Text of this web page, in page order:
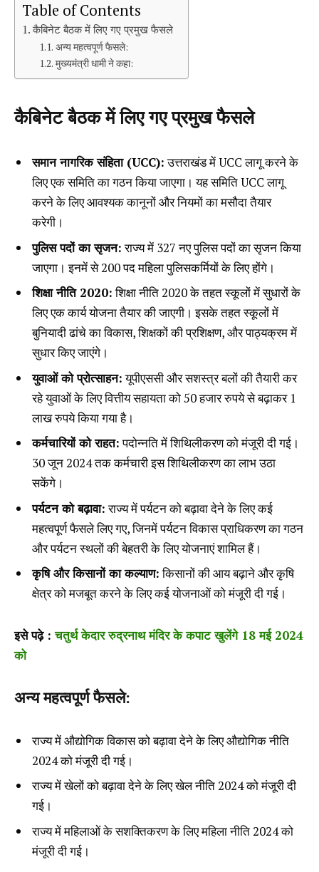
Table of Contents
कैबिनेट बैठक में लिए गए प्रमुख फैसले
अन्य महत्वपूर्ण फैसले:
मुख्यमंत्री धामी ने कहा:
कैबिनेट बैठक में लिए गए प्रमुख फैसले
समान नागरिक संहिता (UCC):उत्तराखंड में UCC लागू करने के
लिए एक समिति का गठन किया जाएगा। यह समिति UCC लागू
करने के लिए आवश्यक कानूनों और नियमों का मसौदा तैयार
करेगी।
पुलिस पदों का सृजन:राज्य में 327 नए पुलिस पदों का सृजन किया
जाएगा। इनमें से 200 पद महिला पुलिसकर्मियों के लिए होंगे।
शिक्षा नीति 2020:शिक्षा नीति 2020 के तहत स्कूलों में सुधारों के
लिए एक कार्य योजना तैयार की जाएगी। इसके तहत स्कूलों में
बुनियादी ढांचे का विकास, शिक्षकों की प्रशिक्षण, और पाठ्यक्रम में
सुधार किए जाएंगे।
युवाओं को प्रोत्साहन:यूपीएससी और सशस्त्र बलों की तैयारी कर
रहे युवाओं के लिए वित्तीय सहायता को 50 हजार रुपये से बढ़ाकर 1
लाख रुपये किया गया है।
कर्मचारियों को राहत:पदोन्नति में शिथिलीकरण को मंजूरी दी गई।
30 जून 2024 तक कर्मचारी इस शिथिलीकरण का लाभ उठा
सकेंगे।
पर्यटन को बढ़ावा:राज्य में पर्यटन को बढ़ावा देने के लिए कई
महत्वपूर्ण फैसले लिए गए, जिनमें पर्यटन विकास प्राधिकरण का गठन
और पर्यटन स्थलों की बेहतरी के लिए योजनाएं शामिल हैं।
कृषि और किसानों का कल्याण:किसानों की आय बढ़ाने और कृषि
क्षेत्र को मजबूत करने के लिए कई योजनाओं को मंजूरी दी गई।
इसे पढ़े :चतुर्थ केदार रुद्रनाथ मंदिर के कपाट खुलेंगे 18 मई 2024
को
अन्य महत्वपूर्ण फैसले:
राज्य में औद्योगिक विकास को बढ़ावा देने के लिए औद्योगिक नीति
2024 को मंजूरी दी गई।
राज्य में खेलों को बढ़ावा देने के लिए खेल नीति 2024 को मंजूरी दी
गई।
राज्य में महिलाओं के सशक्तिकरण के लिए महिला नीति 2024 को
मंजूरी दी गई।